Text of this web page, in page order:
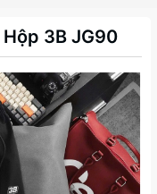
3B JG90